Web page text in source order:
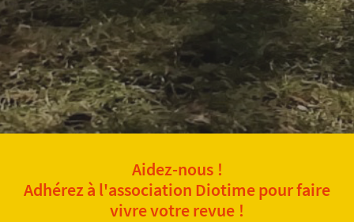
Aidez-nous !
Adhérez à l'association Diotime pour faire
vivre votre revue !